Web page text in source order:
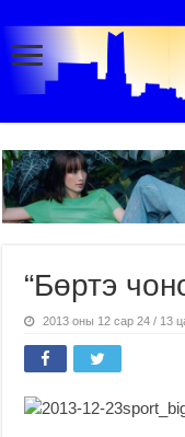
“Бөртэ
2013 оны 12 сар 24 / 13